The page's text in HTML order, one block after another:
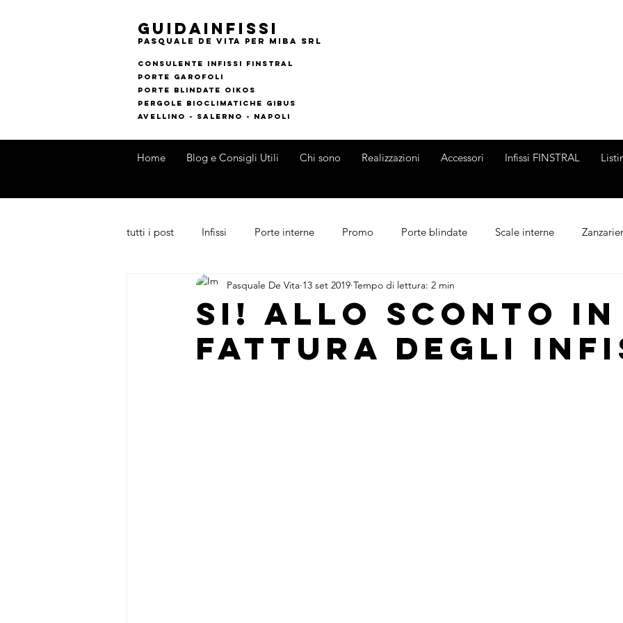
guidainfissi
pasquale de vita per MIBA srl
consulente infissi finstral
porte garofoli
PORTE BLINDATE OIKOS
pERGOLE bIOCLIMATI CHE gIBUS
AVELLINO - SALERNO - NAPOLI
Home Blog e Consigli Utili Chi sono Realizzazioni Accessori Infissi FINSTRAL
tutti i post Infissi Porte interne Promo Porte blindate Scale interne
Novità di Prodotti
SI! ALLO SCONTO IN
FATTURA DEGLI
Pasquale De Vita 13 set 2019 Tempo di lettura: 2 min